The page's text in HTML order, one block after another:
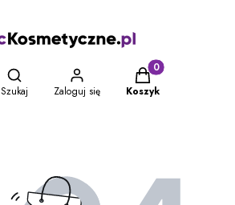
Otwórz wyszukiwarkę
Szukaj Zaloguj się
Produkty w
Koszyk